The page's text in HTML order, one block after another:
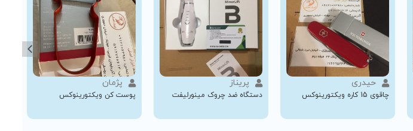
حیدری
چاقوی 15 کاره ویکتورینوکس
پریناز
دستگاه ضد چروک مینورلیفت
پژمان
پوست کن ویکتورینوکس